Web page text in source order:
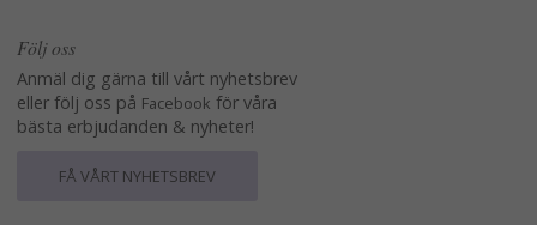
Följ oss
Anmäl dig gärna till vårt nyhetsbrev
eller följ oss på Facebook för våra
bästa erbjudanden & nyheter!
FÅ VÅRT NYHETSBREV